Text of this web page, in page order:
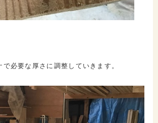
必要な厚さに調整していきます。